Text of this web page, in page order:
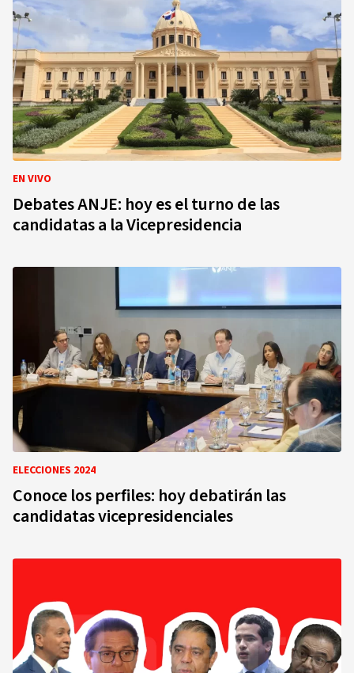
EN VIVO
Debates ANJE: hoy es el turno de las
candidatas a la Vicepresidencia
ELECCIONES 2024
Conoce los perfiles: hoy debatirán las
candidatas vicepresidenciales